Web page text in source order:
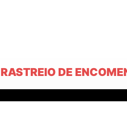
RASTREIO DE